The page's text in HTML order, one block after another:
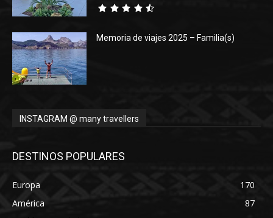
Memoria de viajes 2025 – Familia(s)
INSTAGRAM @ many travellers
DESTINOS POPULARES
Europa
170
América
87